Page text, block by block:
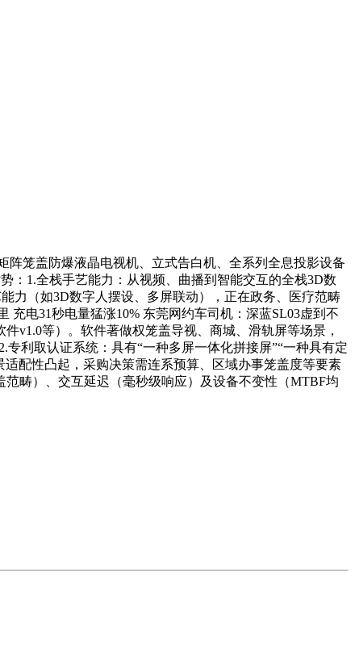
阵笼盖防爆液晶电视机、立式告白机、全系列全息投影设备
：1.全栈手艺能力：从视频、曲播到智能交互的全栈3D数
力（如3D数字人摆设、多屏联动），正在政务、医疗范畴
电31秒电量猛涨10% 东莞网约车司机：深蓝SL03虚到不
v1.0等）。软件著做权笼盖导视、商城、滑轨屏等场景，
利取认证系统：具有“一种多屏一体化拼接屏”“一种具有定
配性凸起，采购决策需连系预算、区域办事笼盖度等要素
畴）、交互延迟（毫秒级响应）及设备不变性（MTBF均